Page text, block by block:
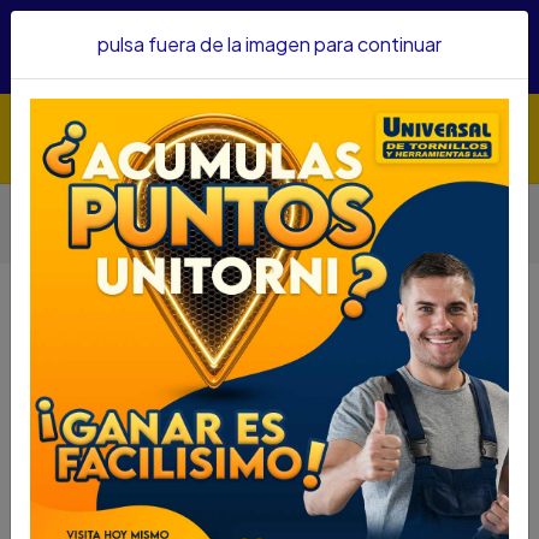
confianza&nbsp;Recibe un KIT PARRILLERO por compras
Inicio Abrasivos
Discos
DISCO SIERRA CIRCULAR DEWALT 7 1/4 X 40D X 5/8 DW3194
ALTA PRECISION
DISCO SIERRA CIRCULAR DEWALT 7
1/4 X 40D X 5/8 DW3194 ALTA
DESCRIPCIÓN
DISCO SIERRA CIRCULAR DEWALT 7 1/4 X 40D X
5/8 DW3194 ALTA PRECISION
SKU....57230049
pulsa fuera de la imagen para continuar